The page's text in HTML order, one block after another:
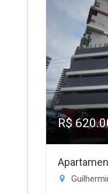
R$